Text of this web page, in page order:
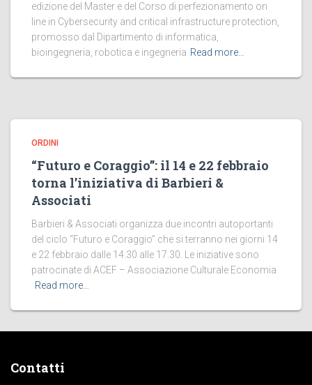
edizione del Master e del Corso di perfezionamento on
line in Cybersecurity and critical infrastructure protection,
promosso dal Dipartimento di informatica,
bioingegneria, robotica e ingegneria Read more…
ORDINI
“Futuro e Coraggio”: il 14 e 22 febbraio
torna l’iniziativa di Barbieri &
Associati
Barbieri & Associati organizza due incontri autoportanti
del ciclo “Futuro e Coraggio” che si terranno nei giorni 14
e 22 febbraio dalle 14.30 alle 17.30. Le iniziative sono
patrocinate di ACEF – Associazione Culturale Economia
Read more…
Contatti